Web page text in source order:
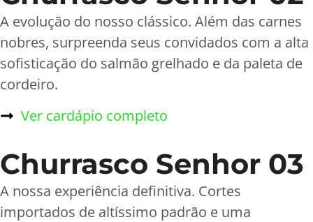
A evolução do nosso clássico. Além das carnes
nobres, surpreenda seus convidados com a alta
sofisticação do salmão grelhado e da paleta de
cordeiro.
Ver cardápio completo
Churrasco Senhor 03
A nossa experiência definitiva. Cortes
importados de altíssimo padrão e uma